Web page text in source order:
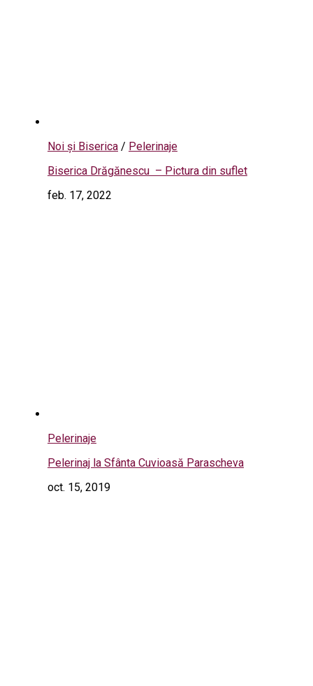
Noi și Biserica / Pelerinaje
Biserica Drăgănescu – Pictura din suflet
feb. 17, 2022
Pelerinaje
Pelerinaj la Sfânta Cuvioasă Parascheva
oct. 15, 2019